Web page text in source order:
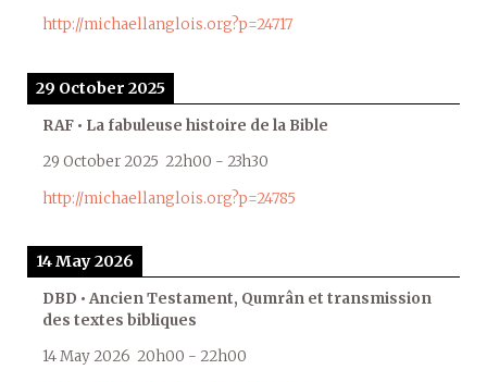
http://michaellanglois.org?p=24717
29 October 2025
RAF • La fabuleuse histoire de la Bible
29 October 2025 22h00 - 23h30
http://michaellanglois.org?p=24785
14 May 2026
DBD • Ancien Testament, Qumrân et transmission
des textes bibliques
14 May 2026 20h00 - 22h00